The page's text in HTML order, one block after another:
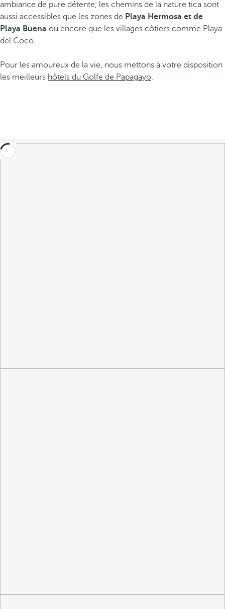
ambiance de pure détente, les chemins de la nature tica sont
aussi accessibles que les zones de Playa Hermosa et de
Playa Buena ou encore que les villages côtiers comme Playa
del Coco.
Pour les amoureux de la vie, nous mettons à votre disposition
les meilleurs hôtels du Golfe de Papagayo.